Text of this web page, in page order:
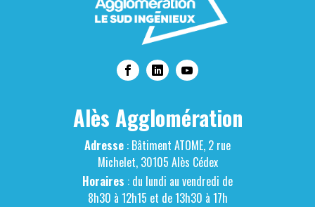
Alès Agglomération
Adresse : Bâtiment ATOME, 2 rue
Michelet, 30105 Alès Cédex
Horaires : du lundi au vendredi de
8h30 à 12h15 et de 13h30 à 17h